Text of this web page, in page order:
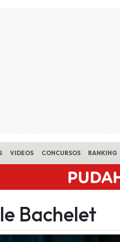
VIDEOS CONCURSOS RANKING
Bachelet